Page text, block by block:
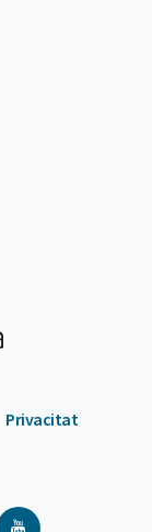
Privacitat